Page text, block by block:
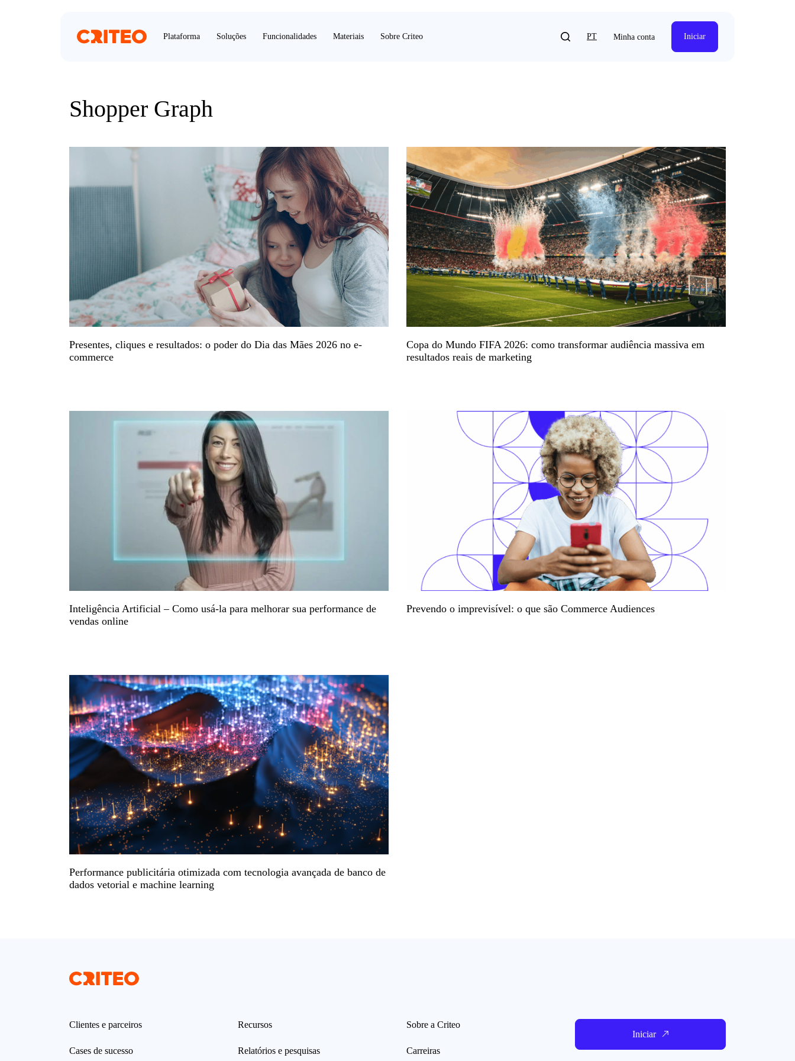
Plataforma Soluções Funcionalidades Materiais Sobre Criteo PT Minha conta Iniciar
Shopper Graph
Presentes, cliques e resultados: o poder do Dia das Mães 2026 no e-
commerce
Copa do Mundo FIFA 2026: como transformar audiência massiva em
resultados reais de marketing
Inteligência Artificial – Como usá-la para melhorar sua performance de
vendas online
Prevendo o imprevisível: o que são Commerce Audiences
Performance publicitária otimizada com tecnologia avançada de banco de
dados vetorial e machine learning
Clientes e parceiros
Cases de sucesso
Recursos
Relatórios e pesquisas
Sobre a Criteo
Carreiras
Iniciar